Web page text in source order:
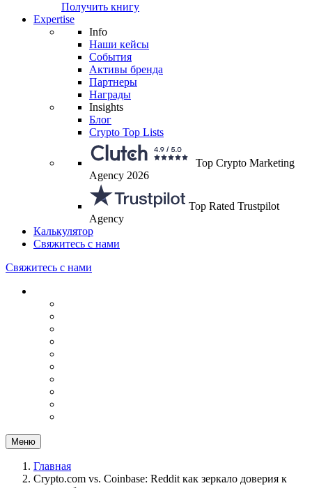
Получить книгу
Expertise
Info
Наши кейсы
События
Активы бренда
Партнеры
Награды
Insights
Блог
Crypto Top Lists
Top Crypto Marketing
Agency 2026
Top Rated Trustpilot
Agency
Калькулятор
Свяжитесь с нами
Свяжитесь с нами
Меню
Главная
Crypto.com vs. Coinbase: Reddit как зеркало доверия к